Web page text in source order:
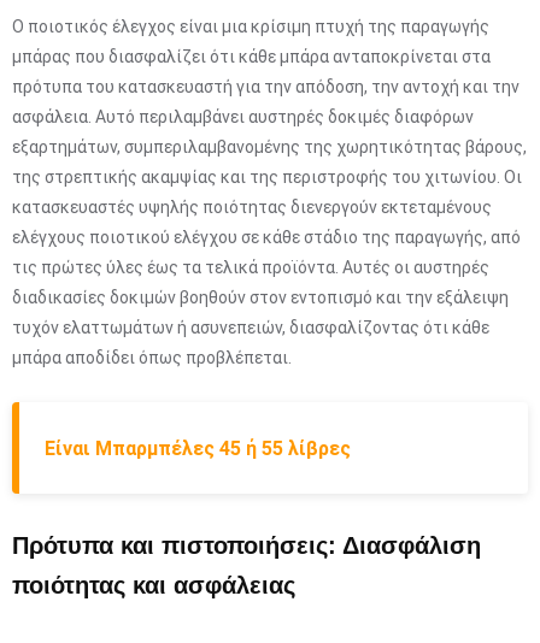
Ο ποιοτικός έλεγχος είναι μια κρίσιμη πτυχή της παραγωγής
μπάρας που διασφαλίζει ότι κάθε μπάρα ανταποκρίνεται στα
πρότυπα του κατασκευαστή για την απόδοση, την αντοχή και την
ασφάλεια. Αυτό περιλαμβάνει αυστηρές δοκιμές διαφόρων
εξαρτημάτων, συμπεριλαμβανομένης της χωρητικότητας βάρους,
της στρεπτικής ακαμψίας και της περιστροφής του χιτωνίου. Οι
κατασκευαστές υψηλής ποιότητας διενεργούν εκτεταμένους
ελέγχους ποιοτικού ελέγχου σε κάθε στάδιο της παραγωγής, από
τις πρώτες ύλες έως τα τελικά προϊόντα. Αυτές οι αυστηρές
διαδικασίες δοκιμών βοηθούν στον εντοπισμό και την εξάλειψη
τυχόν ελαττωμάτων ή ασυνεπειών, διασφαλίζοντας ότι κάθε
μπάρα αποδίδει όπως προβλέπεται.
Είναι Μπαρμπέλες 45 ή 55 λίβρες
Πρότυπα και πιστοποιήσεις: Διασφάλιση
ποιότητας και ασφάλειας